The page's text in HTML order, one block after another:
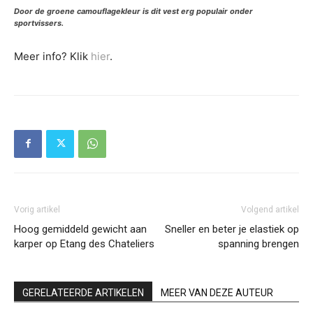
Door de groene camouflagekleur is dit vest erg populair onder
sportvissers.
Meer info? Klik hier.
Vorig artikel
Hoog gemiddeld gewicht aan
karper op Etang des Chateliers
Volgend artikel
Sneller en beter je elastiek op
spanning brengen
GERELATEERDE ARTIKELEN MEER VAN DEZE AUTEUR